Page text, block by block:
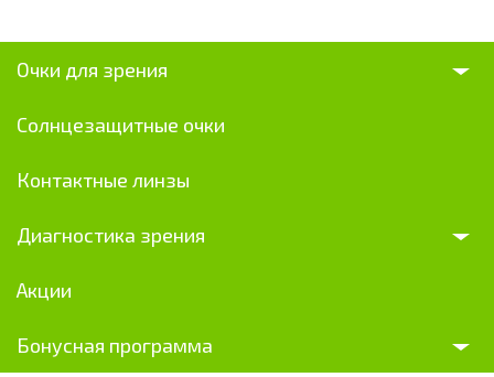
Очки для зрения
Солнцезащитные очки
Контактные линзы
Диагностика зрения
Акции
Бонусная программа